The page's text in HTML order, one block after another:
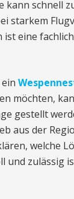
kann schnell
starkem
ist eine
ein
möchten,
gestellt
aus der
welche
und zulässig